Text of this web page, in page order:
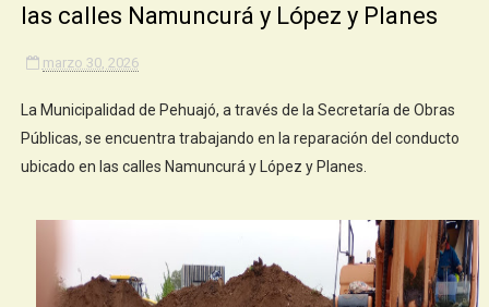
las calles Namuncurá y López y Planes
marzo 30, 2026
La Municipalidad de Pehuajó, a través de la Secretaría de Obras
Públicas, se encuentra trabajando en la reparación del conducto
ubicado en las calles Namuncurá y López y Planes.